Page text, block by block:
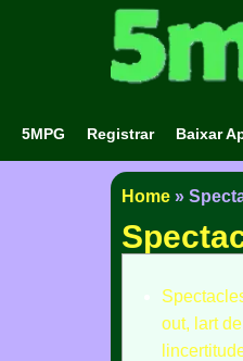
5MPG Registrar Baixar
Home »
out, lart